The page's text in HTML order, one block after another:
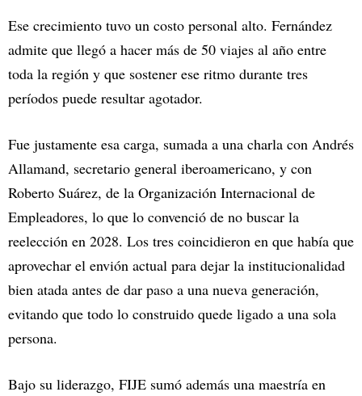
Ese crecimiento tuvo un costo personal alto. Fernández
admite que llegó a hacer más de 50 viajes al año entre
toda la región y que sostener ese ritmo durante tres
períodos puede resultar agotador.
Fue justamente esa carga, sumada a una charla con Andrés
Allamand, secretario general iberoamericano, y con
Roberto Suárez, de la Organización Internacional de
Empleadores, lo que lo convenció de no buscar la
reelección en 2028. Los tres coincidieron en que había que
aprovechar el envión actual para dejar la institucionalidad
bien atada antes de dar paso a una nueva generación,
evitando que todo lo construido quede ligado a una sola
persona.
Bajo su liderazgo, FIJE sumó además una maestría en